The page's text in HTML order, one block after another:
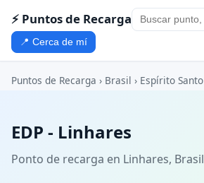
⚡ Puntos de Recarga
📍 Cerca de mí
Puntos de Recarga › Brasil › Espírito Santo
EDP - Linhares
Ponto de recarga en Linhares, Brasil